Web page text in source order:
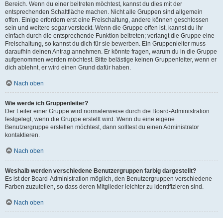
Bereich. Wenn du einer beitreten möchtest, kannst du dies mit der
entsprechenden Schaltfläche machen. Nicht alle Gruppen sind allgemein
offen. Einige erfordern erst eine Freischaltung, andere können geschlossen
sein und weitere sogar versteckt. Wenn die Gruppe offen ist, kannst du ihr
einfach durch die entsprechende Funktion beitreten; verlangt die Gruppe eine
Freischaltung, so kannst du dich für sie bewerben. Ein Gruppenleiter muss
daraufhin deinen Antrag annehmen. Er könnte fragen, warum du in die Gruppe
aufgenommen werden möchtest. Bitte belästige keinen Gruppenleiter, wenn er
dich ablehnt, er wird einen Grund dafür haben.
Nach oben
Wie werde ich Gruppenleiter?
Der Leiter einer Gruppe wird normalerweise durch die Board-Administration
festgelegt, wenn die Gruppe erstellt wird. Wenn du eine eigene
Benutzergruppe erstellen möchtest, dann solltest du einen Administrator
kontaktieren.
Nach oben
Weshalb werden verschiedene Benutzergruppen farbig dargestellt?
Es ist der Board-Administration möglich, den Benutzergruppen verschiedene
Farben zuzuteilen, so dass deren Mitglieder leichter zu identifizieren sind.
Nach oben